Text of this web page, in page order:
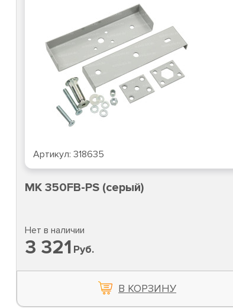
Артикул: 318635
MK 350FB-PS (серый)
Нет в наличии
3 321 Руб.
В КОРЗИНУ